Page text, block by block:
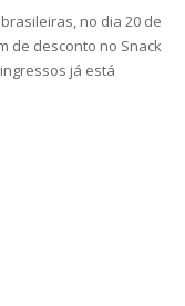
no dia 20 de
de desconto no Snack
já está